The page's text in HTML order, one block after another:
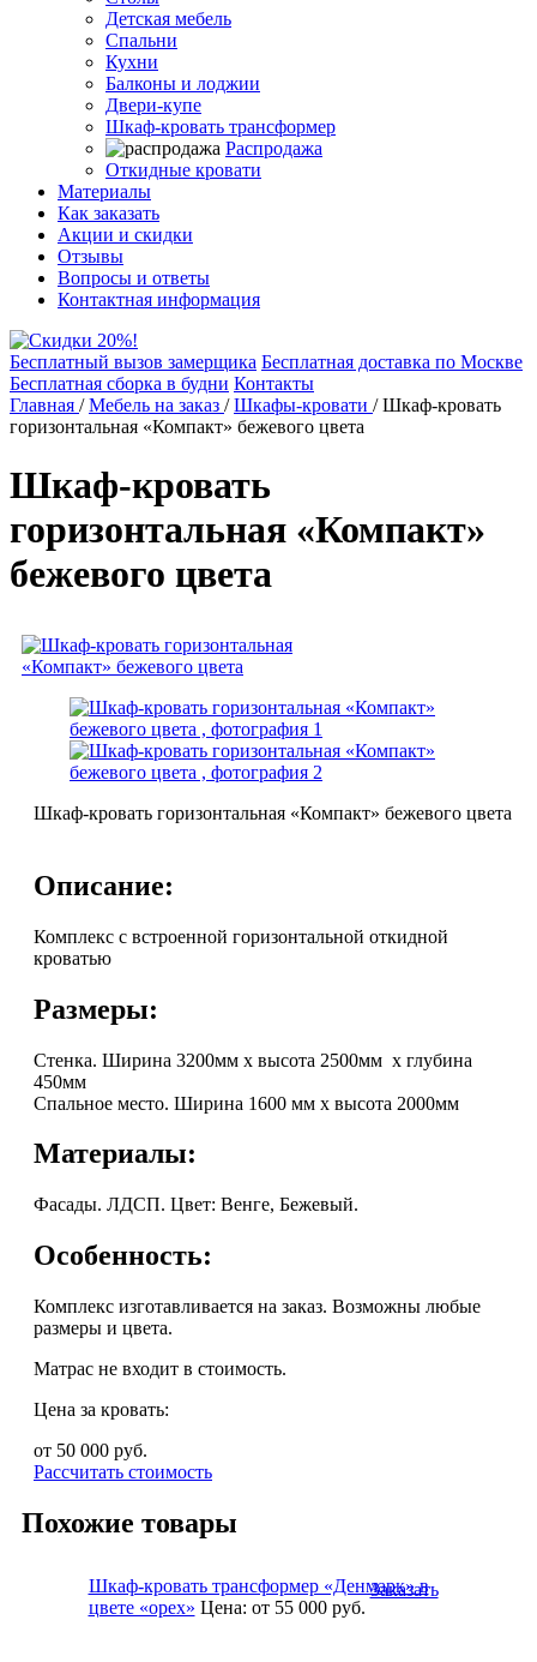
Детская мебель
Спальни
Кухни
Балконы и лоджии
Двери-купе
Шкаф-кровать трансформер
Распродажа
Откидные кровати
Материалы
Как заказать
Акции и скидки
Отзывы
Вопросы и ответы
Контактная информация
Бесплатный вызов замерщика Бесплатная доставка по Москве
Бесплатная сборка в будни Контакты
Главная /Мебель на заказ /Шкафы-кровати /Шкаф-кровать
горизонтальная «Компакт» бежевого цвета
Шкаф-кровать
горизонтальная «Компакт»
бежевого цвета
Шкаф-кровать горизонтальная «Компакт» бежевого цвета
Описание:
Комплекс с встроенной горизонтальной откидной
кроватью
Размеры:
Стенка. Ширина 3200мм х высота 2500мм х глубина
450мм
Спальное место. Ширина 1600 мм х высота 2000мм
Материалы:
Фасады. ЛДСП. Цвет: Венге, Бежевый.
Особенность:
Комплекс изготавливается на заказ. Возможны любые
размеры и цвета.
Матрас не входит в стоимость.
Цена за кровать:
от 50 000 руб.
Рассчитать стоимость
Похожие товары
Шкаф-кровать трансформер «Денмарк» в
цвете «орех» Цена: от 55 000руб.
Заказать